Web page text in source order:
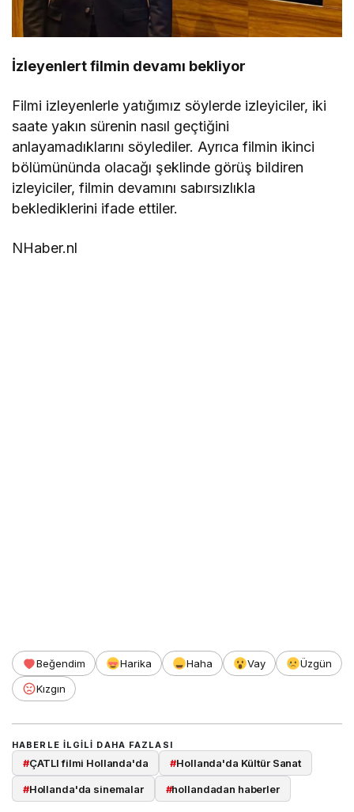
İzleyenlert filmin devamı bekliyor
Filmi izleyenlerle yatığımız söylerde izleyiciler, iki
saate yakın sürenin nasıl geçtiğini
anlayamadıklarını söylediler. Ayrıca filmin ikinci
bölümününda olacağı şeklinde görüş bildiren
izleyiciler, filmin devamını sabırsızlıkla
beklediklerini ifade ettiler.
NHaber.nl
Beğendim Harika Haha Vay
Üzgün
Kızgın
HABERLE ILGILI DAHA FAZLASI
#ÇATLI filmi Hollanda'da #Hollanda'da Kültür Sanat
#Hollanda'da sinemalar #hollandadan haberler